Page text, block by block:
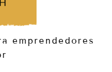
emprendedores